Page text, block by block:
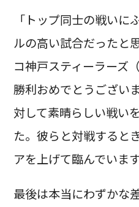
「トップ同士の戦い
ルの高い試合だったと
コ神戸スティーラーズ
勝利おめでとうござい
対して素晴らしい戦い
た。彼らと対戦すると
アを上げて臨んでいます
最後は本当にわずかな